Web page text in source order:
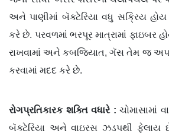
અને પાણીમાં બૅક્ટેરિયા વધુ સક્રિય
કરે છે. પરવળમાં ભરપૂર માત્રામાં ફાઇબર
રાખવામાં અને કબજિયાત, ગૅસ તેમ જ
કરવામાં મદદ કરે છે.
રોગપ્રતિકારક શક્તિ વધારે: ચોમાસામાં
બૅક્ટેરિયા અને વાઇરસ ઝડપથી ફેલાય